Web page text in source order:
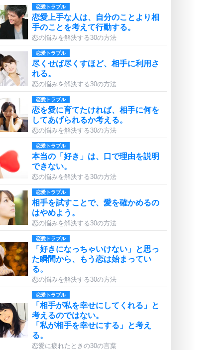
恋愛トラブル
恋愛上手な人は、自分のことより相
手のことを考えて行動する。
恋の悩みを解決する30の方法
恋愛トラブル
尽くせば尽くすほど、相手に利用さ
れる。
恋の悩みを解決する30の方法
恋愛トラブル
恋を愛に育てたければ、相手に何を
してあげられるか考える。
恋の悩みを解決する30の方法
恋愛トラブル
本当の「好き」は、口で理由を説明
できない。
恋の悩みを解決する30の方法
恋愛トラブル
相手を試すことで、愛を確かめるの
はやめよう。
恋の悩みを解決する30の方法
恋愛トラブル
「好きになっちゃいけない」と思っ
た瞬間から、もう恋は始まってい
る。
恋の悩みを解決する30の方法
恋愛トラブル
「相手が私を幸せにしてくれる」と
考えるのではない。
「私が相手を幸せにする」と考え
る。
恋愛に疲れたときの30の言葉